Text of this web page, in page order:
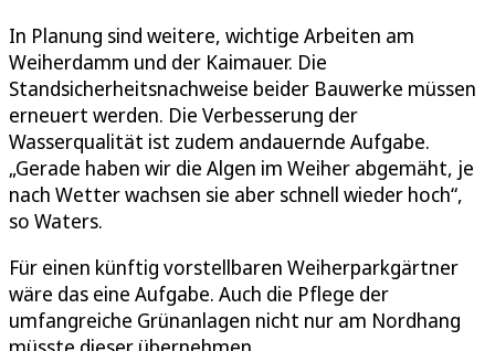
In Planung sind weitere, wichtige Arbeiten am
Weiherdamm und der Kaimauer. Die
Standsicherheitsnachweise beider Bauwerke müssen
erneuert werden. Die Verbesserung der
Wasserqualität ist zudem andauernde Aufgabe.
„Gerade haben wir die Algen im Weiher abgemäht, je
nach Wetter wachsen sie aber schnell wieder hoch“,
so Waters.
Für einen künftig vorstellbaren Weiherparkgärtner
wäre das eine Aufgabe. Auch die Pflege der
umfangreiche Grünanlagen nicht nur am Nordhang